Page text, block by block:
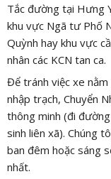
Tắc đường tại Hưng
khu vực Ngã tư Phố
Quỳnh hay khu vực
nhân các KCN tan ca.
Để tránh việc xe
nhập trạch, Chuyển
thông minh (đi
sinh liên xã). Chúng
ban đêm hoặc sáng
nhất.